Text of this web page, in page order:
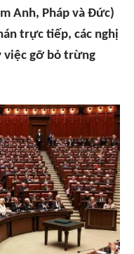
Anh, Pháp và Đức)
trực tiếp, các nghị
việc gỡ bỏ trừng